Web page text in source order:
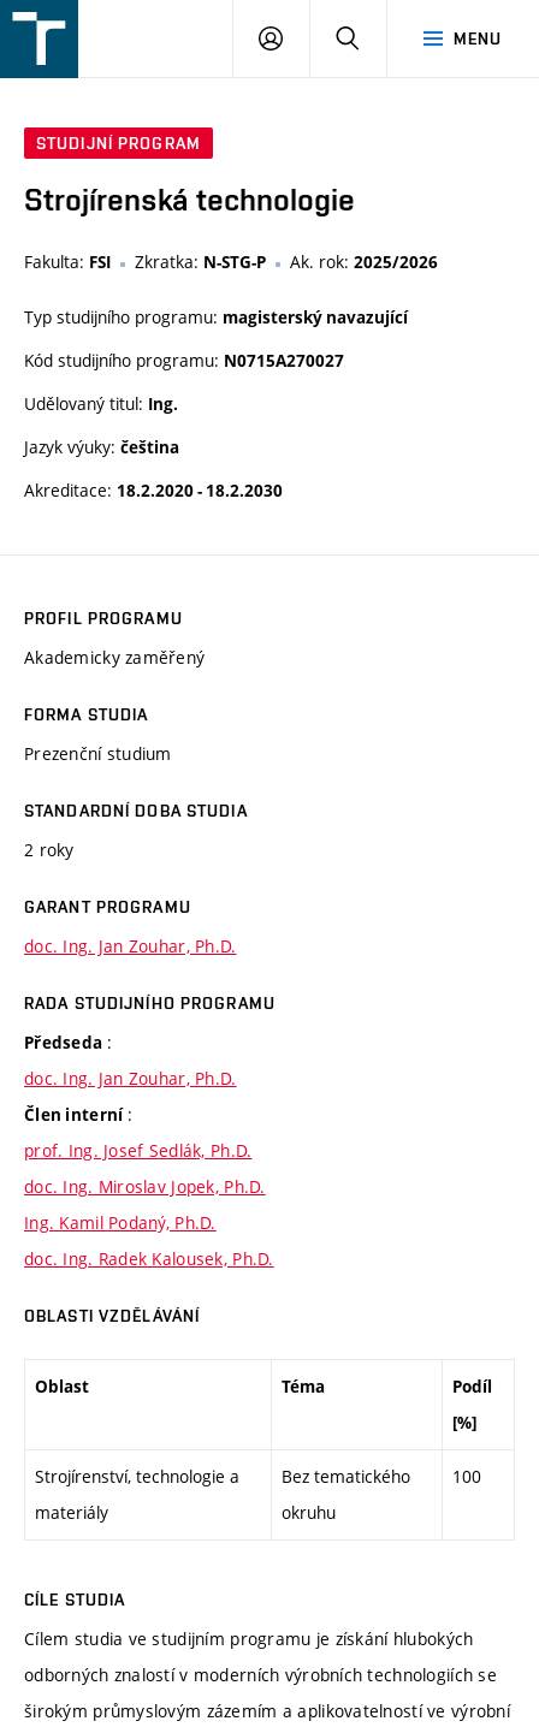
v
MENU
PŘIHLÁŠENÍ
STUDIJNÍ PROGRAM
Strojírenská technologie
Fakulta: FSI Zkratka: N-STG-P Ak. rok: 2025/2026
Typ studijního programu: magisterský navazující
Kód studijního programu: N0715A270027
Udělovaný titul: Ing.
Jazyk výuky: čeština
Akreditace: 18.2.2020 - 18.2.2030
PROFIL PROGRAMU
Akademicky zaměřený
FORMA STUDIA
Prezenční studium
STANDARDNÍ DOBA STUDIA
2 roky
GARANT PROGRAMU
doc. Ing. Jan Zouhar, Ph.D.
RADA STUDIJNÍHO PROGRAMU
Předseda :
doc. Ing. Jan Zouhar, Ph.D.
Člen interní :
prof. Ing. Josef Sedlák, Ph.D.
doc. Ing. Miroslav Jopek, Ph.D.
Ing. Kamil Podaný, Ph.D.
doc. Ing. Radek Kalousek, Ph.D.
OBLASTI VZDĚLÁVÁNÍ
Oblast Téma
Podíl
[%]
Strojírenství, technologie a
materiály
Bez tematického
okruhu
100
CÍLE STUDIA
Cílem studia ve studijním programu je získání hlubokých
odborných znalostí v moderních výrobních technologiích se
širokým průmyslovým zázemím a aplikovatelností ve výrobní